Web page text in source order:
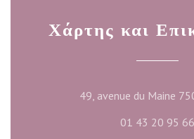
Χάρτης και
49, avenue du Maine
01 43 20 95 66